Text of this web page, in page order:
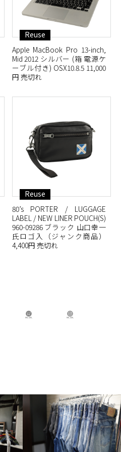
Reuse
Apple MacBook Pro 13-inch,
Mid 2012 シルバー (箱 電源ケ
ーブル付き) OSX10.8.5 11,000
円 売切れ
Reuse
80’s PORTER / LUGGAGE
LABEL / NEW LINER POUCH(S)
960-09286 ブラック 山口幸一
氏ロゴ入（ジャンク商品）
4,400円 売切れ
BBL GIRL Store